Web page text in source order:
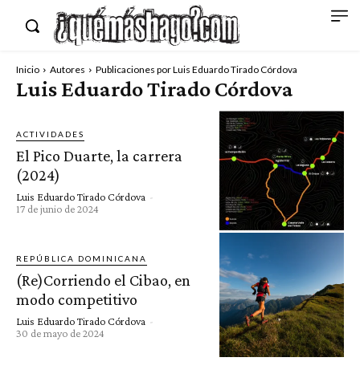
Inicio Autores Publicaciones por Luis Eduardo Tirado Córdova
Luis Eduardo Tirado Córdova
ACTIVIDADES
El Pico Duarte, la carrera
(2024)
Luis Eduardo Tirado Córdova -
17 de junio de 2024
REPÚBLICA DOMINICANA
(Re)Corriendo el Cibao, en
modo competitivo
Luis Eduardo Tirado Córdova -
30 de mayo de 2024